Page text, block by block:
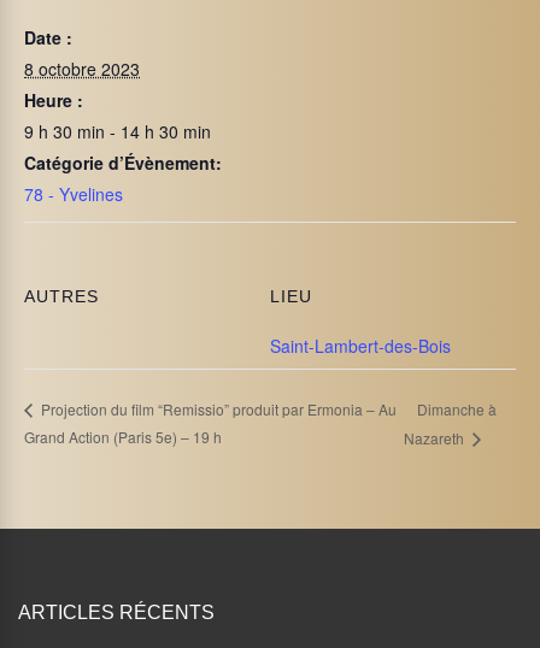
Date :
8 octobre 2023
Heure :
9 h 30 min - 14 h 30 min
Catégorie d’Évènement:
78 - Yvelines
LIEU
Saint-Lambert-des-Bois
AUTRES
Projection du film “Remissio” produit par Ermonia – Au
Grand Action (Paris 5e) – 19 h
Dimanche à
Nazareth
ARTICLES RÉCENTS